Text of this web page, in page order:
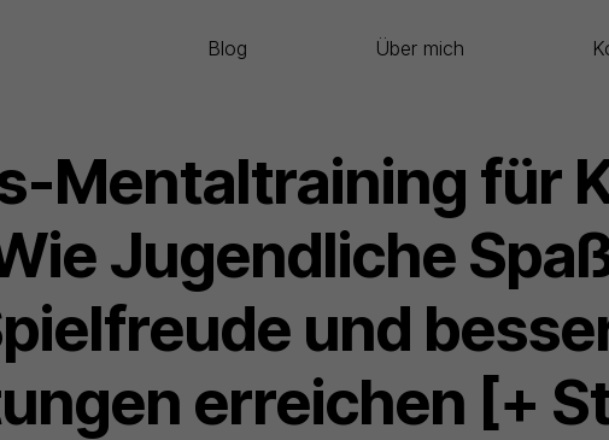
Blog Über mich
Mentaltraining für
Jugendliche
und
erreichen [+